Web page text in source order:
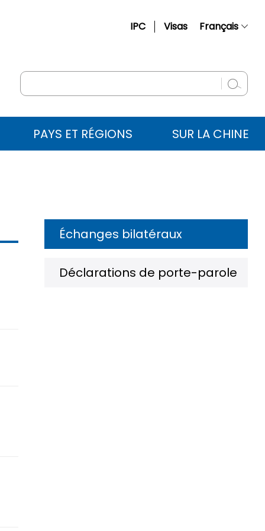
IPC Visas Français
English
Русский
Español
PAYS ET RÉGIONS SUR LA CHINE
Échanges bilatéraux
Déclarations de porte-parole